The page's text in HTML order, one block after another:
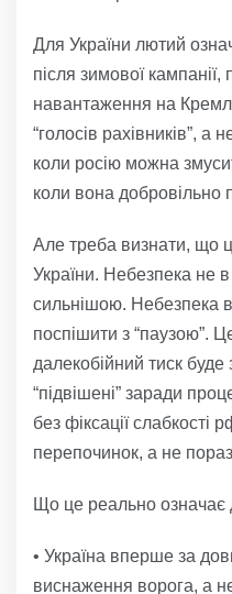
Для України лютий
після зимової кампанії,
навантаження на
“голосів рахівників”,
коли росію можна
коли вона добровільно
Але треба визнати, що
України. Небезпека не
сильнішою. Небезпека
поспішити з “паузою”.
далекобійний тиск буде
“підвішені” заради
без фіксації слабкості
перепочинок, а не
Що це реально означає
• Україна вперше за
виснаження ворога, а